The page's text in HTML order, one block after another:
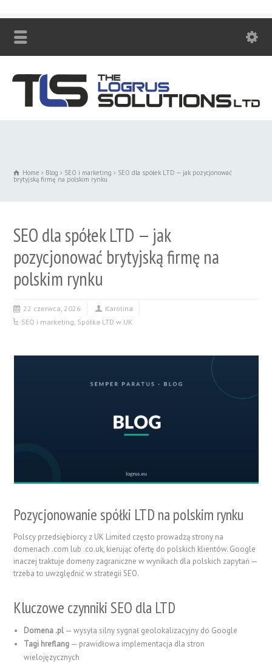
Home Blog SEO i marketing SEO dla spółek LTD — jak pozycjonować
brytyjską firmę na polskim rynku
SEO dla spółek LTD — jak
pozycjonować brytyjską firmę na
polskim rynku
22 czerwca, 2026
Karolina
SEO i marketing Spółka LTD w UK
Pozycjonowanie spółki LTD na polskim rynku
Polscy przedsiębiorcy z UK Limited często prowadzą strony na
domenach .com lub .co.uk, kierując ofertę do polskich klientów. Google
inaczej traktuje domeny zagraniczne w wynikach dla polskich zapytań —
trzeba to uwzględnić w strategii SEO.
Kluczowe czynniki SEO dla LTD
Domena .pl — wysyła silny sygnał geolokalizacyjny do Google
Tagi hreflang — prawidłowa implementacja dla stron
wielojęzycznych